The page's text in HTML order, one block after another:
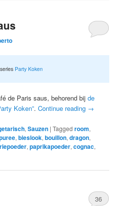
Party Koken
de Paris saus, behorend bijde
Koken”.Continue reading →
,Sauzen |Tagged room,
,bieslook,bouillon,dragon,
,paprikapoeder,cognac,
36